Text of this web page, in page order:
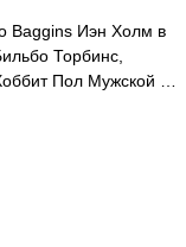
Baggins Иэн Холм в
Торбинс,
Пол Мужской …